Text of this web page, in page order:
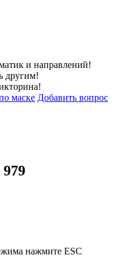
и направлений!
другим!
маске Добавить вопрос
нажмите ESC